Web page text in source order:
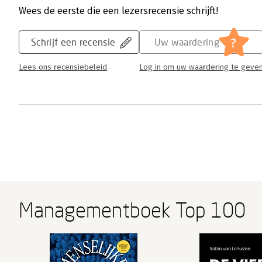
Wees de eerste die een lezersrecensie schrijft!
Schrijf een recensie
Lees ons recensiebeleid
Uw waardering ?
Log in om uw waardering te
Managementboek Top 100